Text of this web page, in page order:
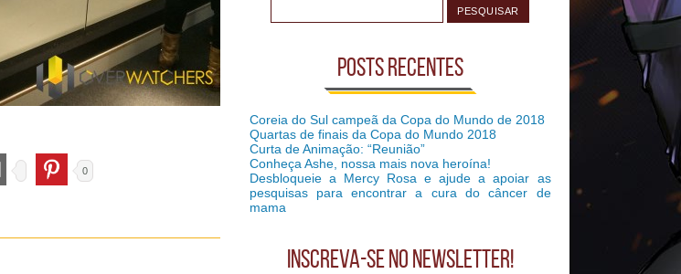
0
Posts recentes
Coreia do Sul campeã da Copa do Mundo de 2018
Quartas de finais da Copa do Mundo 2018
Curta de Animação: “Reunião”
Conheça Ashe, nossa mais nova heroína!
Desbloqueie a Mercy Rosa e ajude a apoiar as
pesquisas para encontrar a cura do câncer de
mama
Inscreva-se no Newsletter!